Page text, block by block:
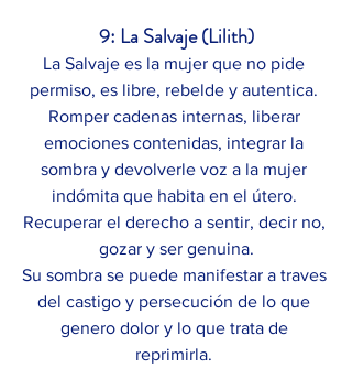
9: La Salvaje (Lilith)
La Salvaje es la mujer que no pide
permiso, es libre, rebelde y autentica.
Romper cadenas internas, liberar
emociones contenidas, integrar la
sombra y devolverle voz a la mujer
indómita que habita en el útero.
Recuperar el derecho a sentir, decir no,
gozar y ser genuina.
Su sombra se puede manifestar a traves
del castigo y persecución de lo que
genero dolor y lo que trata de
reprimirla.